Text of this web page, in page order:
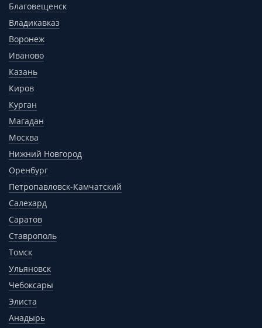
Благовещенск
Владикавказ
Воронеж
Иваново
Казань
Киров
Курган
Магадан
Москва
Нижний Новгород
Оренбург
Петропавловск-Камчатский
Салехард
Саратов
Ставрополь
Томск
Ульяновск
Чебоксары
Элиста
Анадырь